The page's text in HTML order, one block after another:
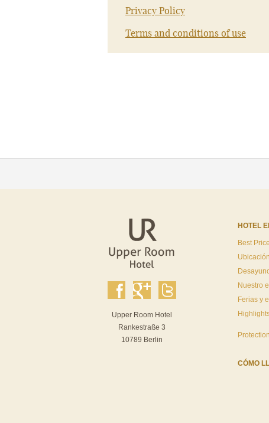
Privacy Policy
Terms and conditions of use
Upper Room Hotel
Rankestraße 3
10789 Berlin
HOTEL
Best Price
Ubicación
Nuestro
Ferias y
CÓMO